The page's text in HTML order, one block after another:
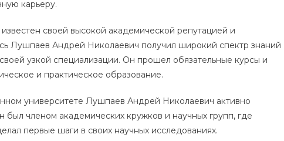
карьеру.
своей высокой академической репутацией и
Лушпаев Андрей Николаевич получил широкий спектр знаний
узкой специализации. Он прошел обязательные курсы и
и практическое образование.
университете Лушпаев Андрей Николаевич активно
был членом академических кружков и научных групп, где
первые шаги в своих научных исследованиях.